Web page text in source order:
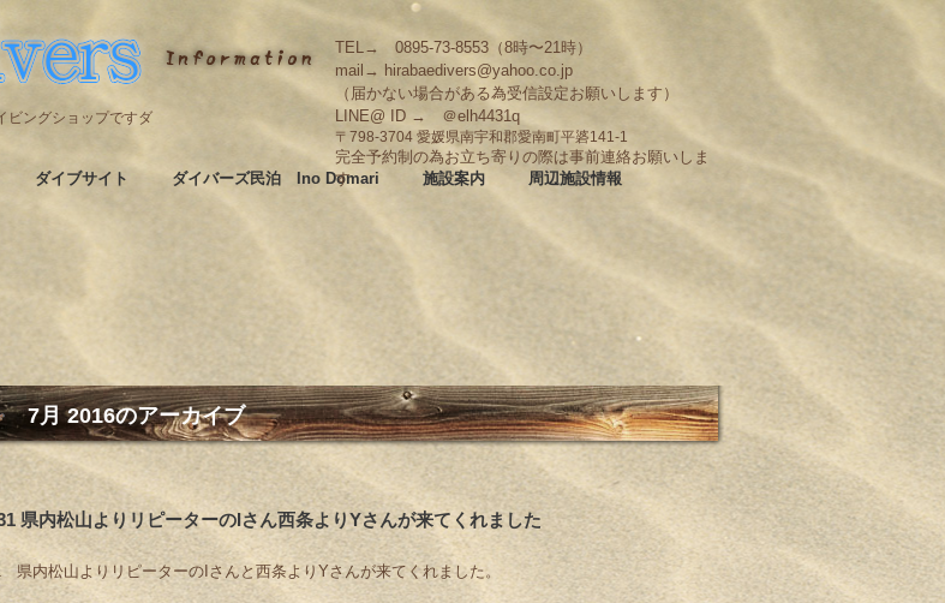
ビングショップですダ
TEL→ 0895-73-8553（8時〜21時）
mail→ hirabaedivers@yahoo.co.jp
（届かない場合がある為受信設定お願いします）
LINE@ ID → ＠elh4431q
〒798-3704 愛媛県南宇和郡愛南町平碆141-1
完全予約制の為お立ち寄りの際は事前連絡お願いしま
す
ダイブサイト ダイバーズ民泊 Ino Domari 施設案内 周辺施設情報
7月 2016のアーカイブ
県内松山よりリピーターのIさん西条よりYさんが来てくれました
県内松山よりリピーターのIさんと西条よりYさんが来てくれました。